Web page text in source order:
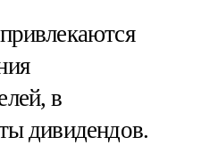
в
дивидендов.